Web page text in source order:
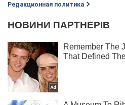
Редакционная политика